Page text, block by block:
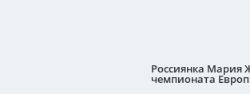
Россиянка Мария
чемпионата